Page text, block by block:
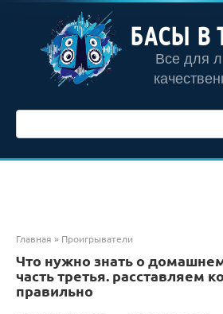
контенту
БАСЫ В
Все для
Главная » Проигрыватели
Что нужно знать о
часть третья. расставляем
правильно